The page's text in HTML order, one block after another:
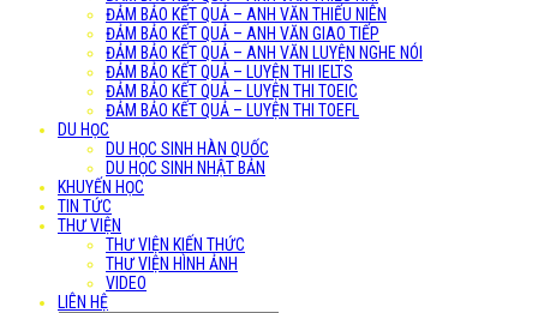
ĐẢM BẢO KẾT QUẢ – ANH VĂN THIẾU NIÊN
ĐẢM BẢO KẾT QUẢ – ANH VĂN GIAO TIẾP
ĐẢM BẢO KẾT QUẢ – ANH VĂN LUYỆN NGHE NÓI
ĐẢM BẢO KẾT QUẢ – LUYỆN THI IELTS
ĐẢM BẢO KẾT QUẢ – LUYỆN THI TOEIC
ĐẢM BẢO KẾT QUẢ – LUYỆN THI TOEFL
DU HỌC
DU HỌC SINH HÀN QUỐC
DU HỌC SINH NHẬT BẢN
KHUYẾN HỌC
TIN TỨC
THƯ VIỆN
THƯ VIỆN KIẾN THỨC
THƯ VIỆN HÌNH ẢNH
VIDEO
LIÊN HỆ